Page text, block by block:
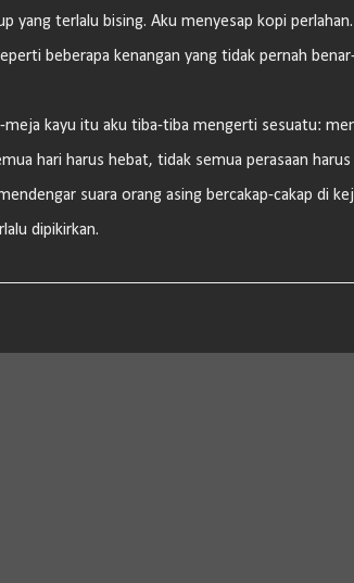
yang terlalu bising. Aku menyesap kopi
beberapa kenangan yang tidak pernah
meja kayu itu aku tiba-tiba mengerti sesuatu:
hari harus hebat, tidak semua perasaan
suara orang asing bercakap-cakap di
dipikirkan.